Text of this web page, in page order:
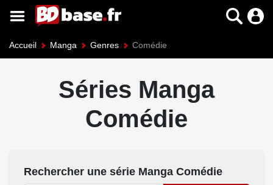
Accueil Manga Genres Comédie
Séries Manga
Comédie
Rechercher une série Manga Comédie